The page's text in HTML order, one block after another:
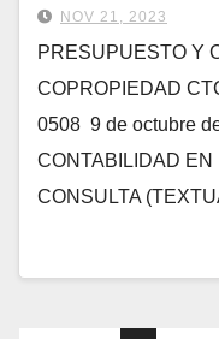
NOV 21, 2023
PRESUPUESTO Y
COPROPIEDAD
0508 9 de octubre
CONTABILIDAD
CONSULTA